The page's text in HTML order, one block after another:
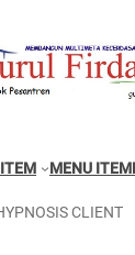
MENU ITEM
CLIENT